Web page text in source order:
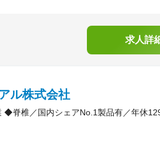
求人詳
ル株式会社
◆脊椎／国内シェアNo.1製品有／年休